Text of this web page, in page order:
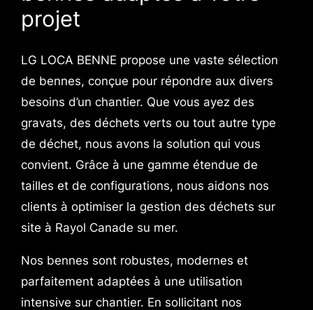
projet
LG LOCA BENNE propose une vaste sélection
de bennes, conçue pour répondre aux divers
besoins d’un chantier. Que vous ayez des
gravats, des déchets verts ou tout autre type
de déchet, nous avons la solution qui vous
convient. Grâce à une gamme étendue de
tailles et de configurations, nous aidons nos
clients à optimiser la gestion des déchets sur
site à Rayol Canade su mer.
Nos bennes sont robustes, modernes et
parfaitement adaptées à une utilisation
intensive sur chantier. En sollicitant nos